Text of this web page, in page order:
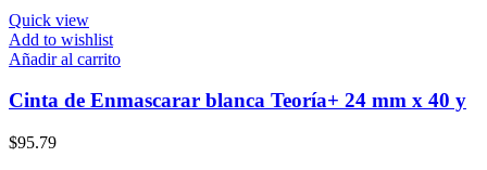
Quick view
Add to wishlist
Añadir al carrito
Cinta de Enmascarar blanca Teoría+ 24 mm x 40 y
$95.79